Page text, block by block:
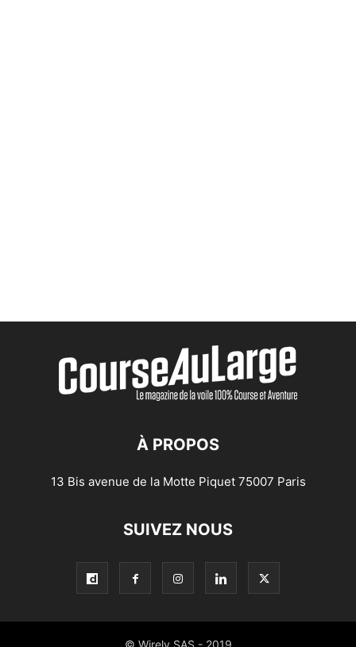
À PROPOS
13 Bis avenue de la Motte Piquet 75007 Paris
SUIVEZ NOUS